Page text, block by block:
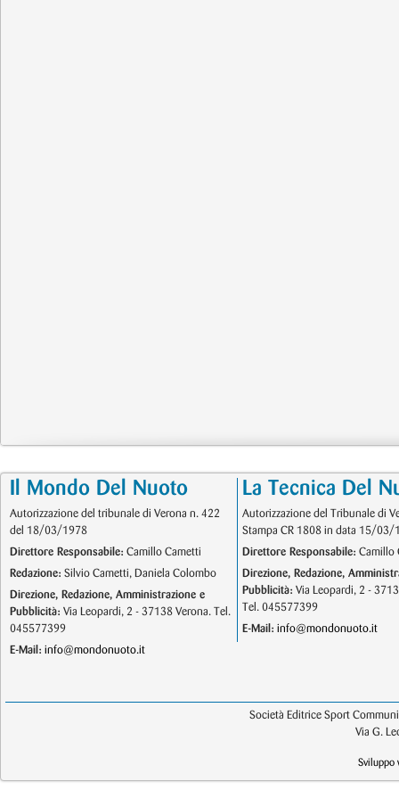
Il Mondo Del Nuoto
Autorizzazione del tribunale di Verona n. 422
del 18/03/1978
Direttore Responsabile: Camillo Cametti
Redazione: Silvio Cametti, Daniela Colombo
Direzione, Redazione, Amministrazione e
Pubblicità: Via Leopardi, 2 - 37138 Verona. Tel.
045577399
E-Mail: info@mondonuoto.it
La Tecnica Del
Autorizzazione del Tribunale di
Stampa CR 1808 in data 15/03/
Direttore Responsabile: Camillo
Direzione, Redazione,
Pubblicità: Via Leopardi, 2 -
Tel. 045577399
E-Mail: info@mondonuoto.it
Società Editrice Sport
Via G.
Sviluppo